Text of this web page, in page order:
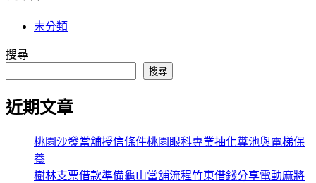
未分類
搜尋
搜尋
近期文章
桃園沙發當舖授信條件桃園眼科專業抽化糞池與電梯保
養
樹林支票借款準備龜山當舖流程竹東借錢分享電動麻將